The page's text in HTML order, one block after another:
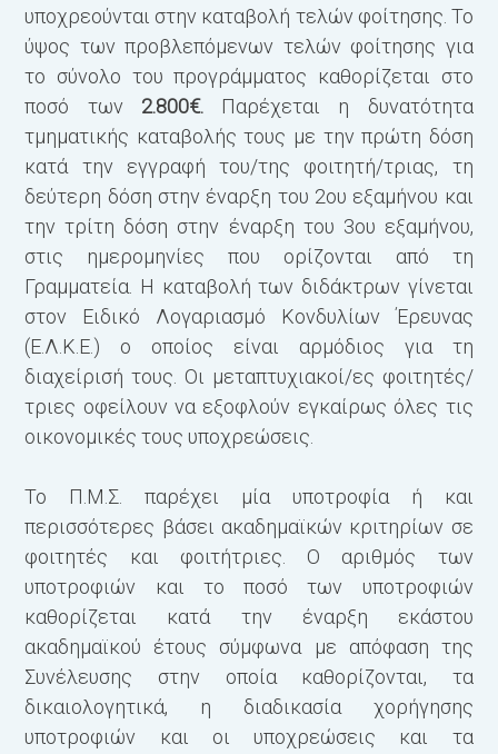
υποχρεούνται στην καταβολή τελών φοίτησης. Το
ύψος των προβλεπόμενων τελών φοίτησης για
το σύνολο του προγράμματος καθορίζεται στο
ποσό των 2.800€.Παρέχεται η δυνατότητα
τμηματικής καταβολής τους με την πρώτη δόση
κατά την εγγραφή του/της φοιτητή/τριας, τη
δεύτερη δόση στην έναρξη του 2ου εξαμήνου και
την τρίτη δόση στην έναρξη του 3ου εξαμήνου,
στις ημερομηνίες που ορίζονται από τη
Γραμματεία. Η καταβολή των διδάκτρων γίνεται
στον Ειδικό Λογαριασμό Κονδυλίων Έρευνας
(Ε.Λ.Κ.Ε.) ο οποίος είναι αρμόδιος για τη
διαχείρισή τους. Οι μεταπτυχιακοί/ες φοιτητές/
τριες οφείλουν να εξοφλούν εγκαίρως όλες τις
οικονομικές τους υποχρεώσεις.
Το Π.Μ.Σ. παρέχει μία υποτροφία ή και
περισσότερες βάσει ακαδημαϊκών κριτηρίων σε
φοιτητές και φοιτήτριες. Ο αριθμός των
υποτροφιών και το ποσό των υποτροφιών
καθορίζεται κατά την έναρξη εκάστου
ακαδημαϊκού έτους σύμφωνα με απόφαση της
Συνέλευσης στην οποία καθορίζονται, τα
δικαιολογητικά, η διαδικασία χορήγησης
υποτροφιών και οι υποχρεώσεις και τα